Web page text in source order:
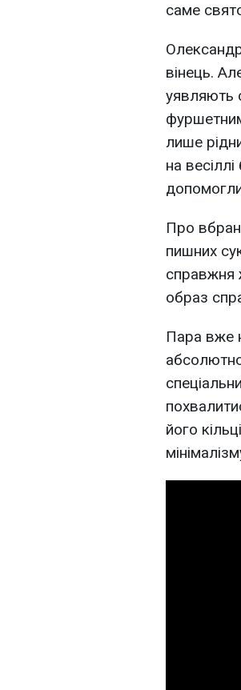
саме
вінець.
уявляють
лише
на
Про
пишних
справжня
образ
Пара вже
його